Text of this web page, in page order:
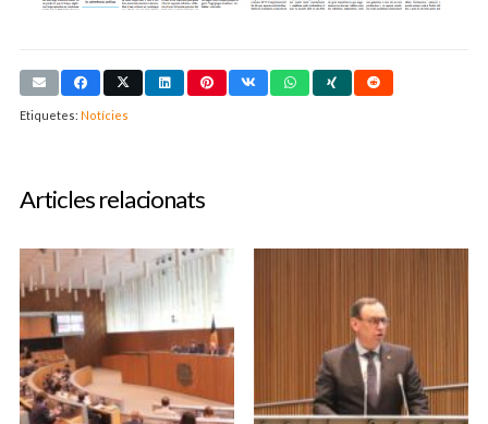
Etiquetes: Notícies
Articles relacionats